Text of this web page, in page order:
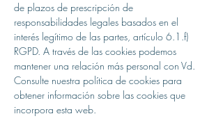
de plazos de prescripción de
responsabilidades legales basados en el
interés legítimo de las partes, artículo 6.1.f)
RGPD. A través de las cookies podemos
mantener una relación más personal con Vd.
Consulte nuestra política de cookies para
obtener información sobre las cookies que
incorpora esta web.